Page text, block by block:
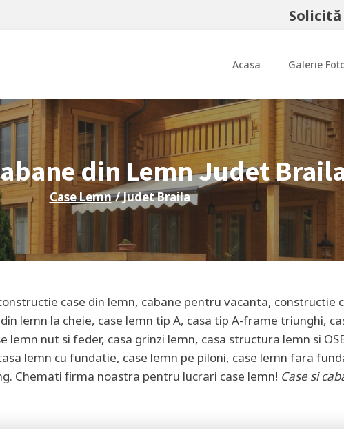
Acasa Galerie
din Lemn Judet
Case Lemn / JudetBraila
case din lemn, cabane pentru vacanta, constructie
lemn la cheie, case lemn tip A, casa tip A-frame triunghi,
nut si feder, casa grinzi lemn, casa structura lemn si
lemn cu fundatie, case lemn pe piloni, case lemn fara
Chemati firma noastra pentru lucrari case lemn! Case si